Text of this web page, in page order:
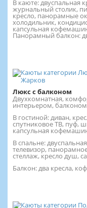
В каюте: двуспальная
журнальный столик,
кресло, панорамные
холодильник,
капсульная
Панорамный балкон:
Люкс с балконом
Двухкомнатная,
интерьером,
В гостиной: диван,
спутниковое ТВ, пуф,
капсульная
В спальне:
телевизор,
стеллаж, кресло душ,
Балкон: два кресла,